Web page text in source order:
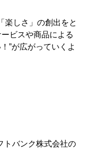
楽しさ」の創出をと
ビスや商品による
”が広がっていくよ
トバンク株式会社の